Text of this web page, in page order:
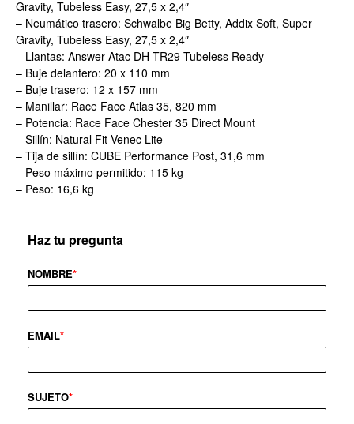
Gravity, Tubeless Easy, 27,5 x 2,4″
– Neumático trasero: Schwalbe Big Betty, Addix Soft, Super
Gravity, Tubeless Easy, 27,5 x 2,4″
– Llantas: Answer Atac DH TR29 Tubeless Ready
– Buje delantero: 20 x 110 mm
– Buje trasero: 12 x 157 mm
– Manillar: Race Face Atlas 35, 820 mm
– Potencia: Race Face Chester 35 Direct Mount
– Sillín: Natural Fit Venec Lite
– Tija de sillín: CUBE Performance Post, 31,6 mm
– Peso máximo permitido: 115 kg
– Peso: 16,6 kg
Haz tu pregunta
NOMBRE*
EMAIL*
SUJETO*